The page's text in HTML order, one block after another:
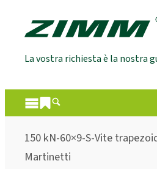
La vostra richiesta è la nostra
150 kN-60×9-S-Vite
Martinetti